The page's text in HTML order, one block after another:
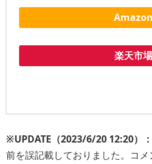
Amazon
楽天市場
※UPDATE（2023/6/20 12:20）：
前を誤記載しておりました。コ